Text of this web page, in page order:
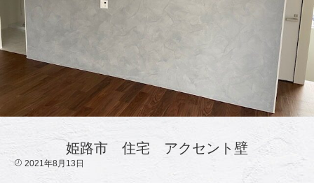
姫路市 住宅 アクセント壁
2021年8月13日